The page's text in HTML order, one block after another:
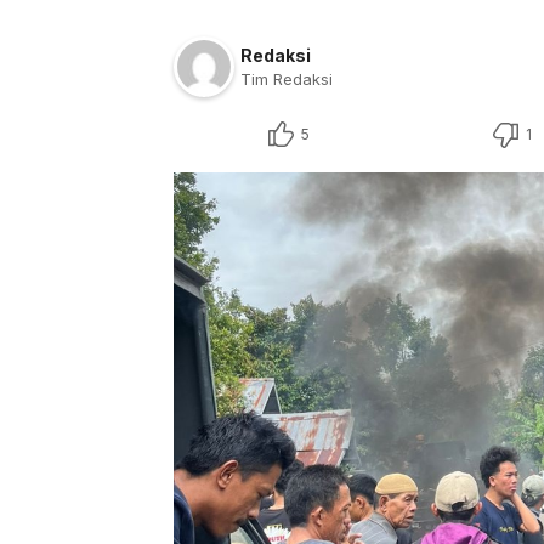
Redaksi
Tim Redaksi
5 1